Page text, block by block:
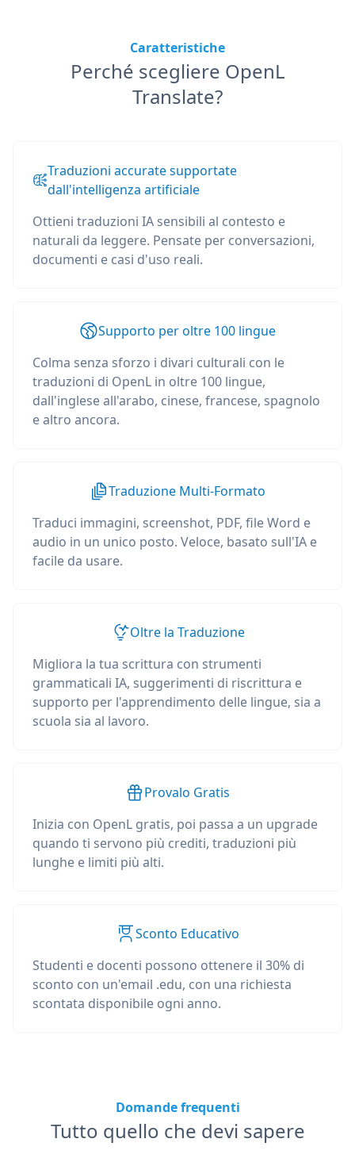
Caratteristiche
Perché scegliere OpenL
Translate?
Traduzioni accurate supportate
dall'intelligenza artificiale
Ottieni traduzioni IA sensibili al contesto e
naturali da leggere. Pensate per conversazioni,
documenti e casi d'uso reali.
Supporto per oltre 100 lingue
Colma senza sforzo i divari culturali con le
traduzioni di OpenL in oltre 100 lingue,
dall'inglese all'arabo, cinese, francese, spagnolo
e altro ancora.
Traduzione Multi-Formato
Traduci immagini, screenshot, PDF, file Word e
audio in un unico posto. Veloce, basato sull'IA e
facile da usare.
Oltre la Traduzione
Migliora la tua scrittura con strumenti
grammaticali IA, suggerimenti di riscrittura e
supporto per l'apprendimento delle lingue, sia a
scuola sia al lavoro.
Provalo Gratis
Inizia con OpenL gratis, poi passa a un upgrade
quando ti servono più crediti, traduzioni più
lunghe e limiti più alti.
Sconto Educativo
Studenti e docenti possono ottenere il 30% di
sconto con un'email .edu, con una richiesta
scontata disponibile ogni anno.
Domande frequenti
Tutto quello che devi sapere